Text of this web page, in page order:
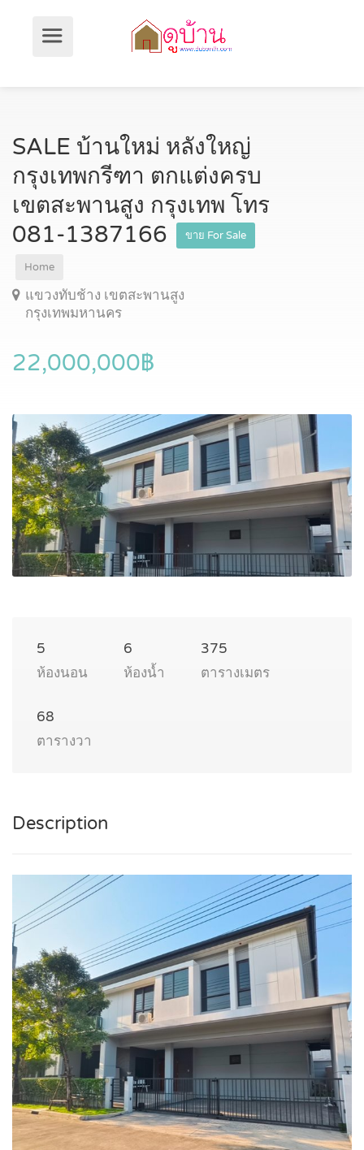
SALE บ้านใหม่ หลังใหญ่
กรุงเทพกรีฑา ตกแต่งครบ
เขตสะพานสูง กรุงเทพ โทร
081-1387166
ขาย For Sale
Home
แขวงทับช้าง เขตสะพานสูง
กรุงเทพมหานคร
22,000,000฿
5
ห้องนอน
6
ห้องน้ำ
375
ตารางเมตร
68
ตารางวา
Description